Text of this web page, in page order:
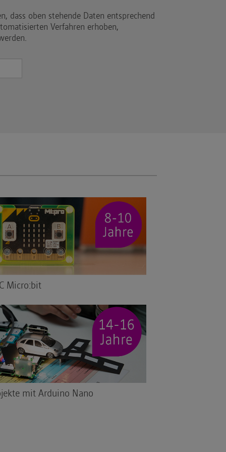
dass oben stehende Daten entsprechend
Verfahren erhoben,
Micro:bit
mit Arduino Nano